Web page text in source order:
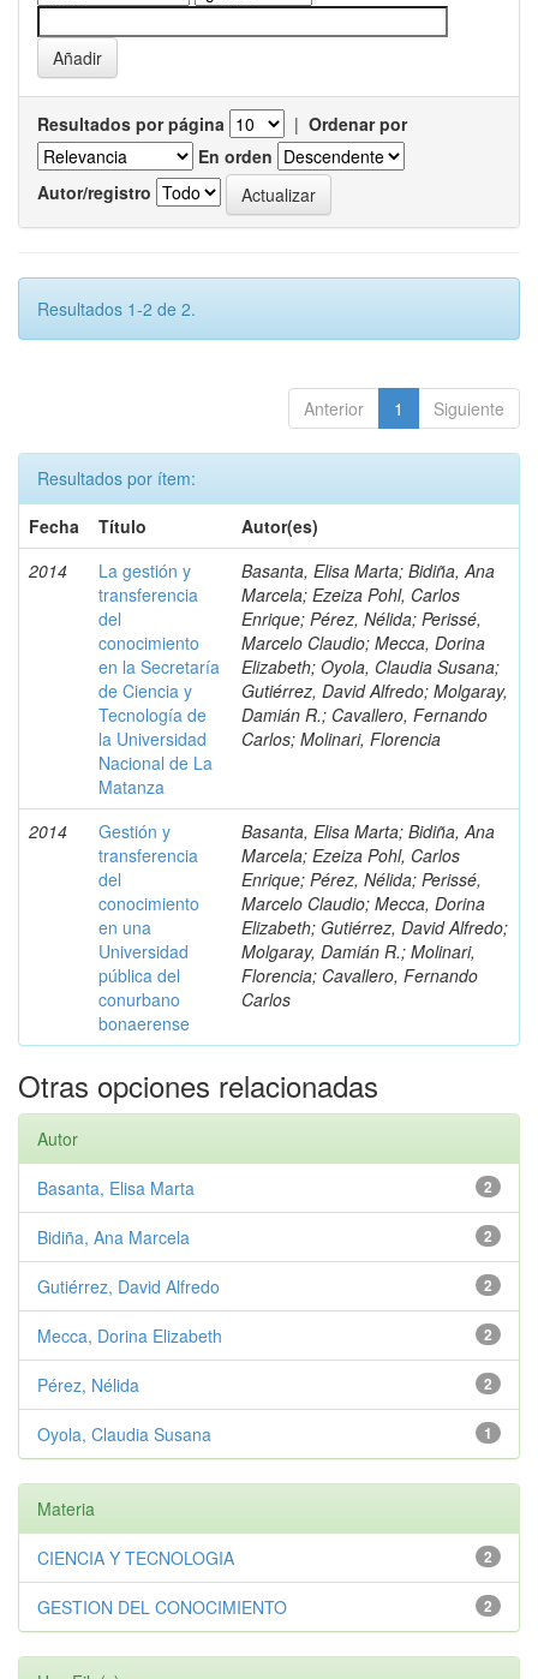
Resultados por página | Ordenar por
En orden
Autor/registro
Resultados 1-2 de 2.
Anterior 1 Siguiente
Resultados por ítem:
Fecha
Título
Autor(es)
2014
La gestión y
transferencia
del
conocimiento
en la Secretaría
de Ciencia y
Tecnología de
la Universidad
Nacional de La
Matanza
Basanta, Elisa Marta; Bidiña, Ana
Marcela; Ezeiza Pohl, Carlos
Enrique; Pérez, Nélida; Perissé,
Marcelo Claudio; Mecca, Dorina
Elizabeth; Oyola, Claudia Susana;
Gutiérrez, David Alfredo; Molgaray,
Damián R.; Cavallero, Fernando
Carlos; Molinari, Florencia
2014
Gestión y
transferencia
del
conocimiento
en una
Universidad
pública del
conurbano
bonaerense
Basanta, Elisa Marta; Bidiña, Ana
Marcela; Ezeiza Pohl, Carlos
Enrique; Pérez, Nélida; Perissé,
Marcelo Claudio; Mecca, Dorina
Elizabeth; Gutiérrez, David Alfredo;
Molgaray, Damián R.; Molinari,
Florencia; Cavallero, Fernando
Carlos
Otras opciones relacionadas
Autor
2
Basanta, Elisa Marta
2
Bidiña, Ana Marcela
2
Gutiérrez, David Alfredo
2
Mecca, Dorina Elizabeth
2
Pérez, Nélida
1
Oyola, Claudia Susana
Materia
2
CIENCIA Y TECNOLOGIA
2
GESTION DEL CONOCIMIENTO